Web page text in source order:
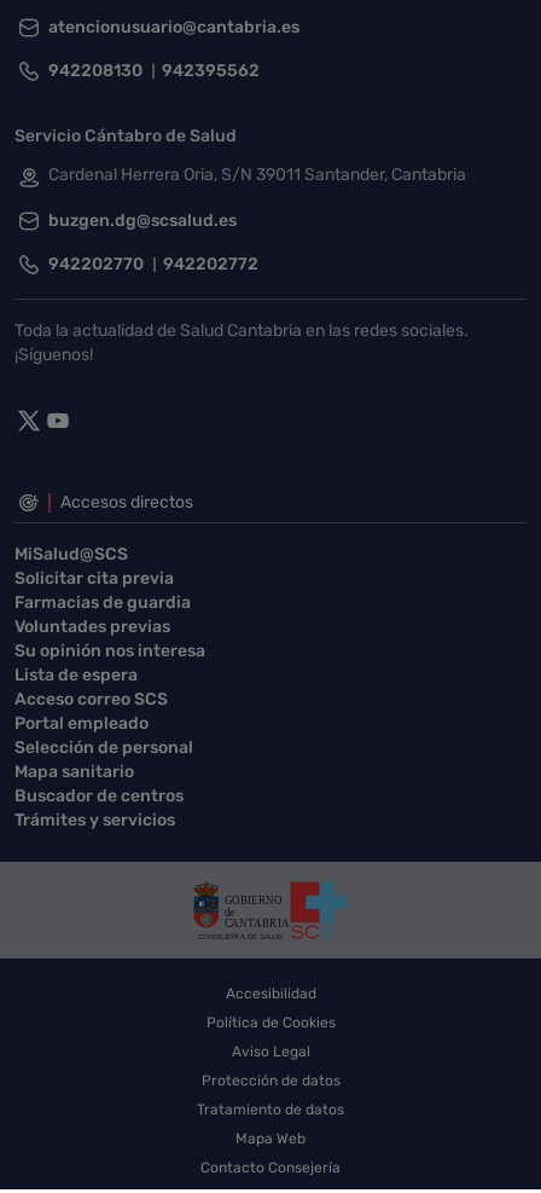
atencionusuario@cantabria.es
942208130 942395562
Servicio Cántabro de Salud
Cardenal Herrera Oria, S/N 39011 Santander, Cantabria
buzgen.dg@scsalud.es
942202770 942202772
Toda la actualidad de Salud Cantabria en las redes sociales.
¡Síguenos!
Accesos directos
MiSalud@SCS
Solicitar cita previa
Farmacias de guardia
Voluntades previas
Su opinión nos interesa
Lista de espera
Acceso correo SCS
Portal empleado
Selección de personal
Mapa sanitario
Buscador de centros
Trámites y servicios
Accesibilidad
Política de Cookies
Aviso Legal
Protección de datos
Tratamiento de datos
Mapa Web
Contacto Consejería